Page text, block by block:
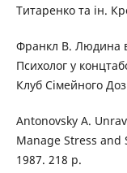
Титаренко та ін.
Франкл В. Людина
Психолог у
Клуб Сімейного
Antonovsky A.
Manage Stress and
1987. 218 p.